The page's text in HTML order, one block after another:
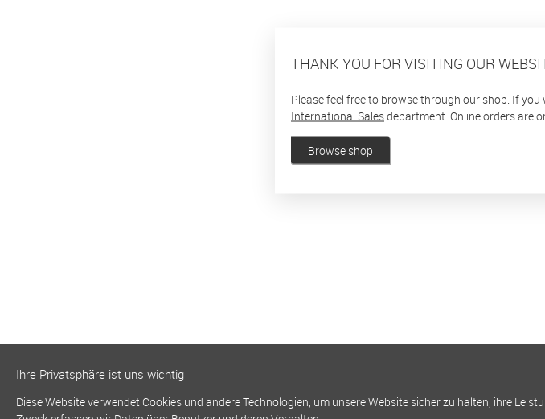
THANK YOU FOR VISITING OUR
Please feel free to browse through our shop. If
International Salesdepartment. Online orders are
Browse shop
Ihre Privatsphäre ist uns wichtig
Diese Website verwendet Cookies und andere Technologien, um unsere Website sicher zu halten, ihre